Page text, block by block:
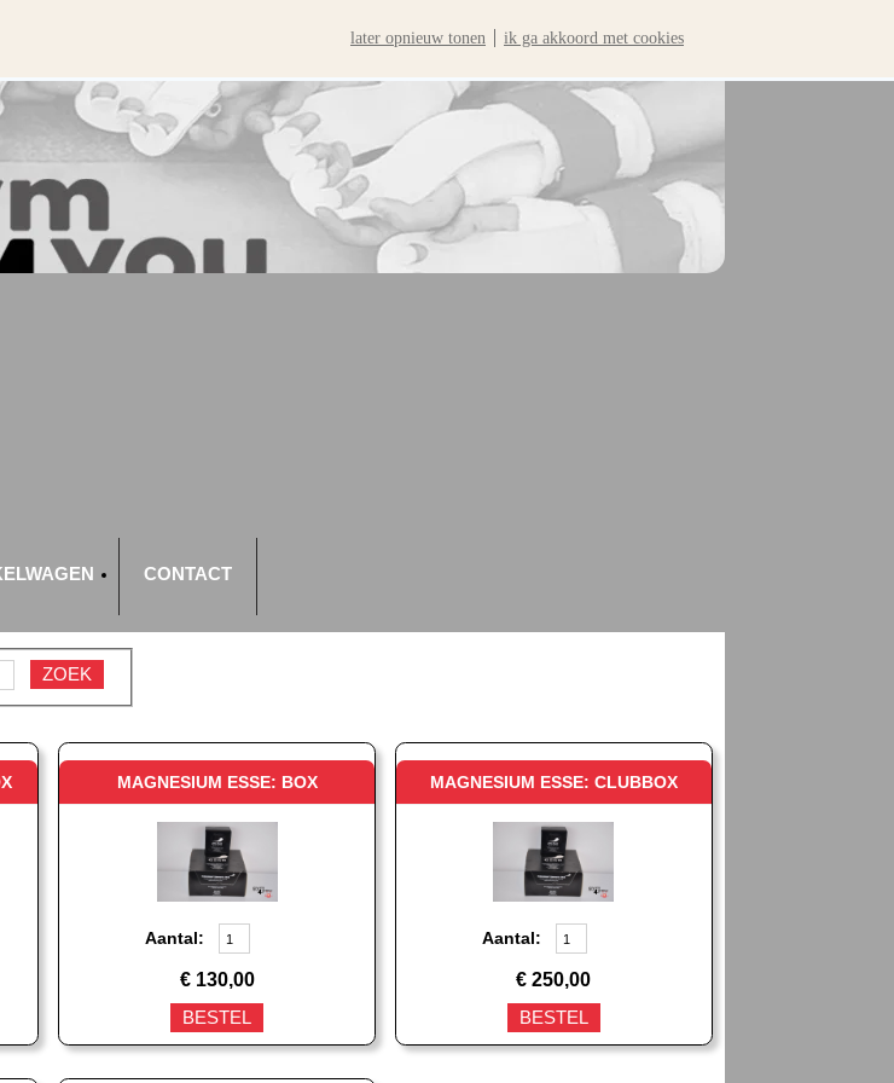
CONTACT
ZOEK
MAGNESIUM ESSE: BOX
Aantal:
€ 130,00
BESTEL
MAGNESIUM ESSE: CLUBBOX
Aantal:
€250,00
BESTEL
later opnieuw tonen
ik ga akkoord met cookies